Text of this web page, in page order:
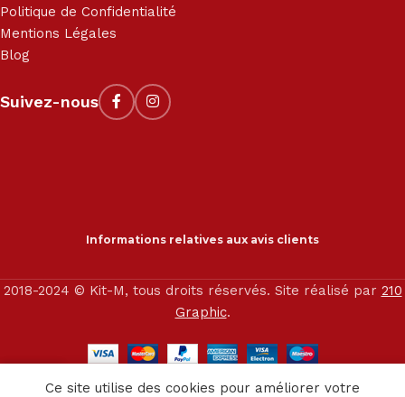
Politique de Confidentialité
Mentions Légales
Blog
Suivez-nous
Informations relatives aux avis clients
2018-2024 © Kit-M, tous droits réservés. Site réalisé par 210
Graphic.
Ce site utilise des cookies pour améliorer votre